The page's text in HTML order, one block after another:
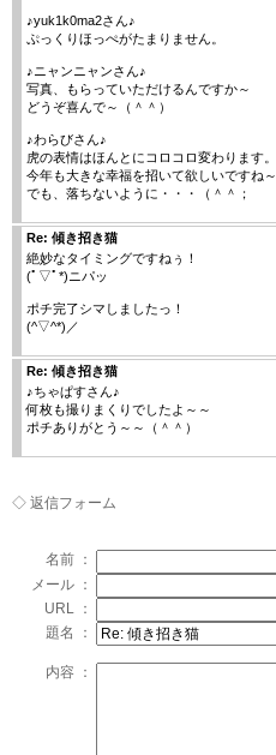
♪yuk1k0ma2さん♪
ぷっくりほっぺがたまりません。
♪ニャンニャンさん♪
写真、もらっていただけるんですか～
どうぞ喜んで～（＾＾）
♪わらびさん♪
虎の表情はほんとにコロコロ変わります。
今年も大きな幸福を招いて欲しいですね～
でも、落ちないように・・・（＾＾；
Re: 傾き招き猫
絶妙なタイミングですねぅ！
(ﾟ▽ﾟ*)ニパッ
ポチ完了シマしましたっ！
(^▽^*)／
Re: 傾き招き猫
♪ちゃぱすさん♪
何枚も撮りまくりでしたよ～～
ポチありがとう～～（＾＾）
◇ 返信フォーム
名前 ：
メール ：
URL ：
題名 ：
内容 ：